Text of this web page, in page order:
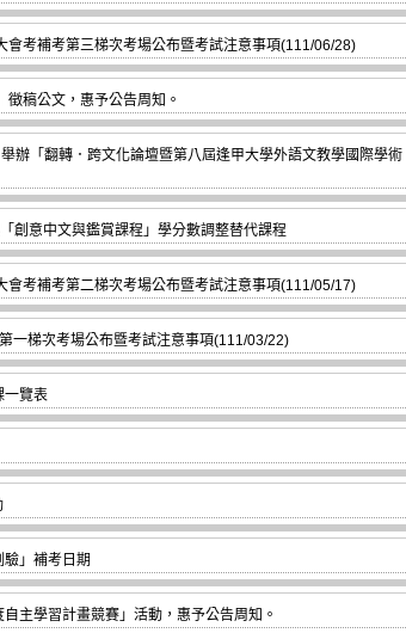
考補考第三梯次考場公布暨考試注意事項(111/06/28)
稿公文，惠予公告周知。
辦「翻轉．跨文化論壇暨第八屆逢甲大學外語文教學國際學術
創意中文與鑑賞課程」學分數調整替代課程
考補考第二梯次考場公布暨考試注意事項(111/05/17)
一梯次考場公布暨考試注意事項(111/03/22)
一覽表
」補考日期
主學習計畫競賽」活動，惠予公告周知。